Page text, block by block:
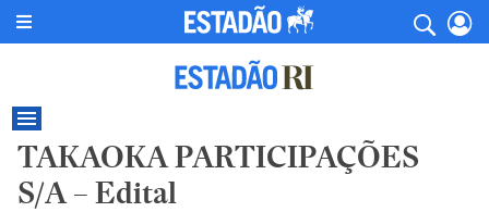
TAKAOKA PARTICIPAÇÕES
S/A – Edital